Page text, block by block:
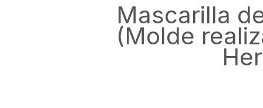
Mascarilla
(Molde